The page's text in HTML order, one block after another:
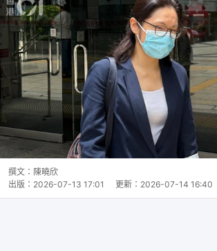
撰文： 陳曉欣
出版： 2026-07-13 17:01 更新： 2026-07-14 16:40